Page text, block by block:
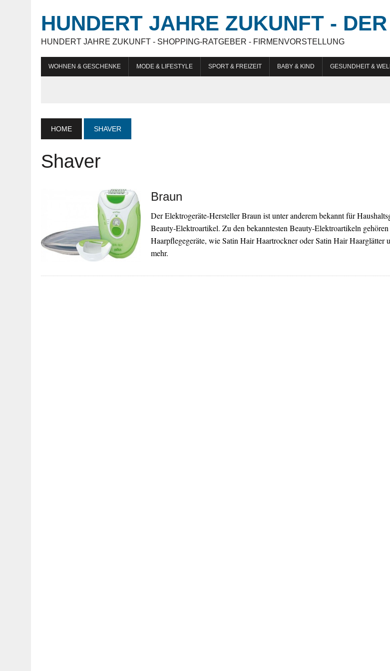
HUNDERT JAHRE ZUKUNFT -
HUNDERT JAHRE ZUKUNFT - SHOPPING-RATGEBER - FIRMENVORSTELLUNG
WOHNEN & GESCHENKE MODE & LIFESTYLE SPORT & FREIZEIT BABY & KIND GESUNDHEIT &
HOME SHAVER
Shaver
Braun
Der Elektrogeräte-Hersteller Braun ist unter anderem bekannt für
Beauty-Elektroartikel. Zu den bekanntesten Beauty-Elektroartikeln gehören
Haarpflegegeräte, wie Satin Hair Haartrockner oder Satin Hair Haarglätter
mehr.